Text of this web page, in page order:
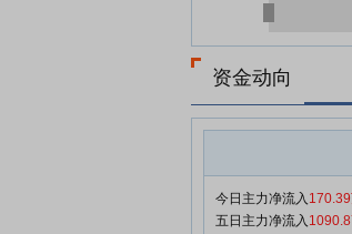
资金动向
今日主力净流入
五日主力净流入